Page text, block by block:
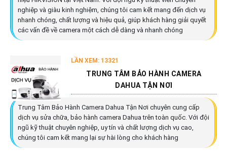
nghiệp và giàu kinh nghiệm, chúng tôi cam kết mang đến dịch vụ
nhanh chóng, chất lượng và hiệu quả, giúp khách hàng giải quyết
các vấn đề về camera một cách dễ dàng và nhanh chóng
LẦN XEM: 13321
TRUNG TÂM BẢO HÀNH CAMERA
DAHUA TẬN NƠI
Trung Tâm Bảo Hành Camera Dahua Tận Nơi chuyên cung cấp
dịch vụ sửa chữa, bảo hành camera Dahua trên toàn quốc. Với đội
ngũ kỹ thuật chuyên nghiệp, uy tín và chất lượng dịch vụ cao,
chúng tôi cam kết mang lại sự hài lòng cho khách hàng